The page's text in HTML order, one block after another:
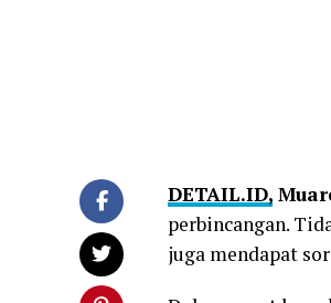
DETAIL.ID,
perbincangan.
juga mendapat